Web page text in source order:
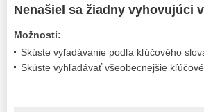
Nenašiel sa žiadny vyhovujúci
Možnosti:
Skúste vyľadávanie podľa kľúčového
Skúste vyhľadávať všeobecnejšie kľúčové